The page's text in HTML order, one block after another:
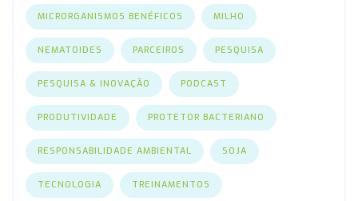
MICRORGANISMOS BENÉFICOS MILHO
NEMATOIDES PARCEIROS PESQUISA
PESQUISA & INOVAÇÃO PODCAST
PRODUTIVIDADE PROTETOR BACTERIANO
RESPONSABILIDADE AMBIENTAL SOJA
TECNOLOGIA TREINAMENTOS